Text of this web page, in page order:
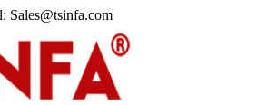
Sales@tsinfa.com